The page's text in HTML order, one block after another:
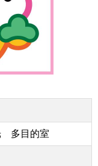
多目的室